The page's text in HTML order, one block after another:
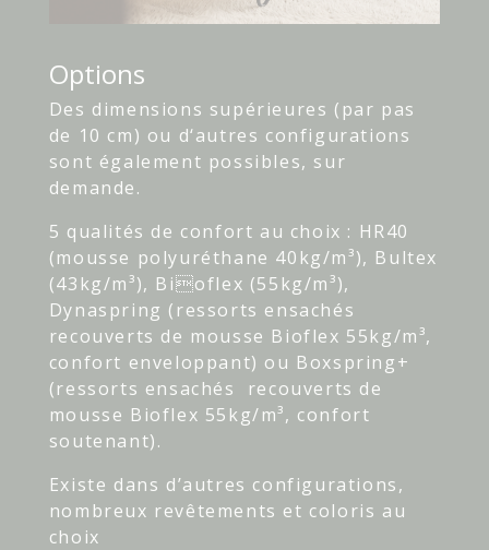
Options
Des dimensions supérieures (par pas
de 10 cm) ou d‘autres configurations
sont également possibles, sur
demande.
5 qualités de confort au choix : HR40
(mousse polyuréthane 40kg/m³), Bultex
(43kg/m³), Bioflex (55kg/m³),
Dynaspring (ressorts ensachés
recouverts de mousse Bioflex 55kg/m³,
confort enveloppant) ou Boxspring+
(ressorts ensachés recouverts de
mousse Bioflex 55kg/m³, confort
soutenant).
Existe dans d’autres configurations,
nombreux revêtements et coloris au
choix